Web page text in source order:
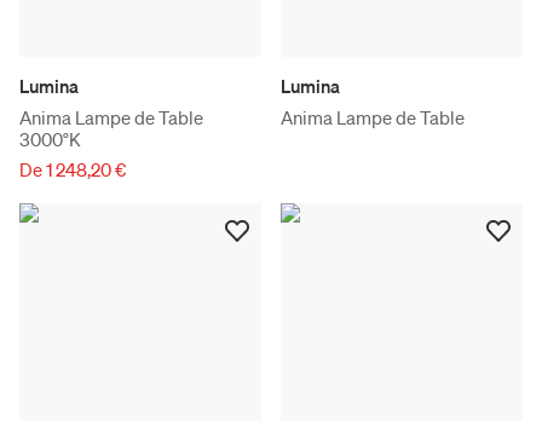
Lumina
Anima Lampe de Table
3000°K
De 1 248,20 €
Lumina
Anima Lampe de Table